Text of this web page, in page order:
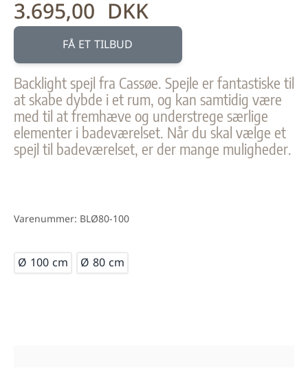
Fra:
3.695,00 DKK
FÅ ET TILBUD
Backlight spejl fra Cassøe. Spejle er fantastiske til
at skabe dybde i et rum, og kan samtidig være
med til at fremhæve og understrege særlige
elementer i badeværelset. Når du skal vælge et
spejl til badeværelset, er der mange muligheder.
Varenummer: BLØ80-100
Ø 100 cm Ø 80 cm